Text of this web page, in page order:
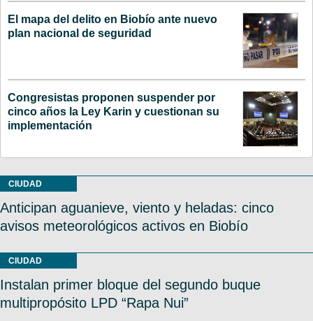
El mapa del delito en Biobío ante nuevo
plan nacional de seguridad
Congresistas proponen suspender por
cinco años la Ley Karin y cuestionan su
implementación
CIUDAD
Anticipan aguanieve, viento y heladas: cinco
avisos meteorológicos activos en Biobío
CIUDAD
Instalan primer bloque del segundo buque
multipropósito LPD “Rapa Nui”